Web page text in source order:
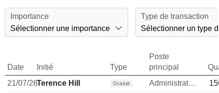
Importance
Sélectionner une importance
Type de transaction
Sélectionner un type
Date Initié Type
Poste
principal
21/07/26Terence Hill Gratuit Administrateur